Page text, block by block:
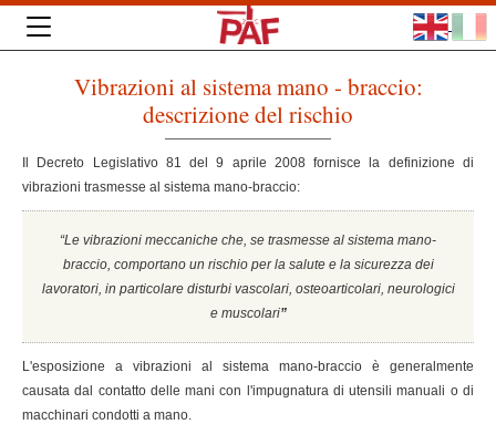
Vibrazioni al sistema mano - braccio:
descrizione del rischio
Il Decreto Legislativo 81 del 9 aprile 2008 fornisce la definizione di
vibrazioni trasmesse al sistema mano-braccio:
“Le vibrazioni meccaniche che, se trasmesse al sistema mano-
braccio, comportano un rischio per la salute e la sicurezza dei
lavoratori, in particolare disturbi vascolari, osteoarticolari, neurologici
e muscolari”
L'esposizione a vibrazioni al sistema mano-braccio è generalmente
causata dal contatto delle mani con l'impugnatura di utensili manuali o di
macchinari condotti a mano.